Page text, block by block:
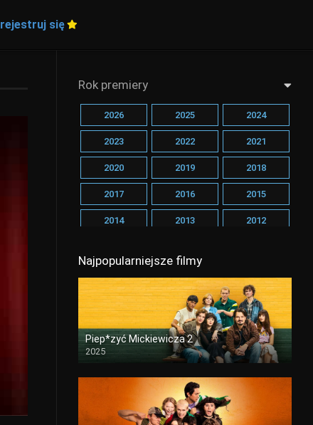
się
Rok premiery
2026 2025 2024
2023 2022 2021
2020 2019 2018
2017 2016 2015
2014 2013 2012
2005 2004 2003
2002 2001 2000
1999 1997 1996
1995 1994 1993
1990
Najpopularniejsze filmy
Piep*zyć Mickiewicza 2
2025